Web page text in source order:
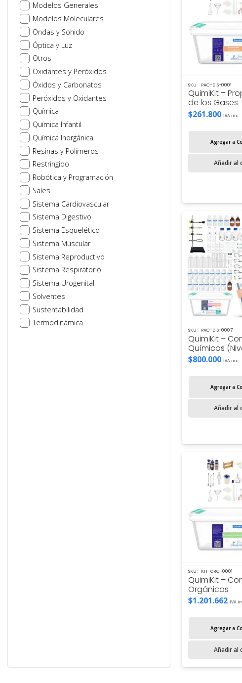
Modelos Generales
Modelos Moleculares
Ondas y Sonido
Óptica y Luz
Otros
Oxidantes y Peróxidos
Óxidos y Carbonatos
Peróxidos y Oxidantes
Química
Química Infantil
Química Inorgánica
Resinas y Polímeros
Restringido
Robótica y Programación
Sales
Sistema Cardiovascular
Sistema Digestivo
Sistema Esquelético
Sistema Muscular
Sistema Reproductivo
Sistema Respiratorio
Sistema Urogenital
Solventes
Sustentabilidad
Termodinámica
SKU: PAC-DIS-0001
QuimiKit –
de los Gases
$261.800 IVA inc.
Agregar a
Añadir al
SKU: PAC-DIS-0007
QuimiKit –
Químicos
$800.000 IVA inc.
Agregar a
Añadir al
SKU: KIT-ORG-0001
QuimiKit –
Orgánicos
$1.201.662 IVA
Agregar a
Añadir al